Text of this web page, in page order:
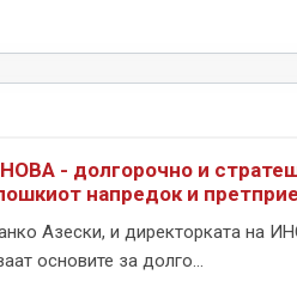
- долгорочно и
напредок и
Азески, и директорката на
основите за долго...